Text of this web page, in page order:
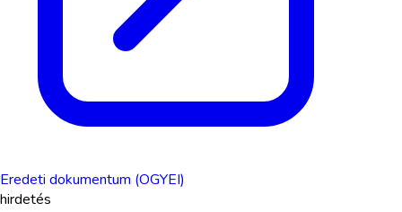
Eredeti dokumentum (OGYEI)
hirdetés